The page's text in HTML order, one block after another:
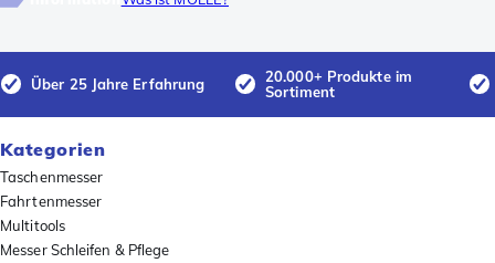
Über 25 Jahre Erfahrung
20.000+ Produkte im
Sortiment
Kategorien
Taschenmesser
Fahrtenmesser
Multitools
Messer Schleifen & Pflege